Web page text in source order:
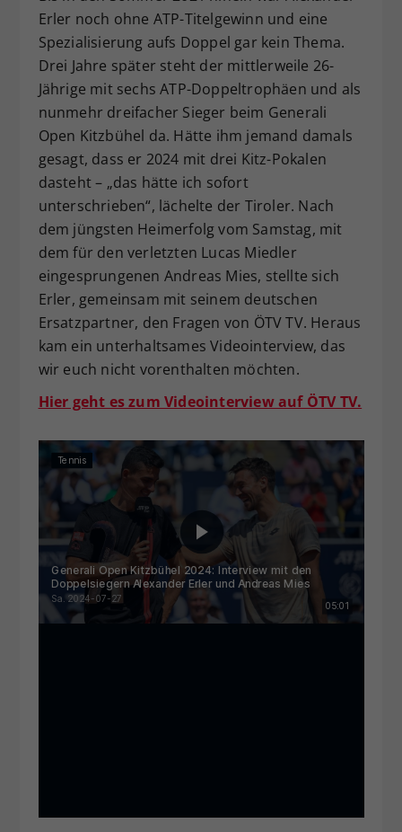
Erler noch ohne ATP-Titelgewinn und eine
Spezialisierung aufs Doppel gar kein Thema.
Drei Jahre später steht der mittlerweile 26-
Jährige mit sechs ATP-Doppeltrophäen und als
nunmehr dreifacher Sieger beim Generali
Open Kitzbühel da. Hätte ihm jemand damals
gesagt, dass er 2024 mit drei Kitz-Pokalen
dasteht – „das hätte ich sofort
unterschrieben“, lächelte der Tiroler. Nach
dem jüngsten Heimerfolg vom Samstag, mit
dem für den verletzten Lucas Miedler
eingesprungenen Andreas Mies, stellte sich
Erler, gemeinsam mit seinem deutschen
Ersatzpartner, den Fragen von ÖTV TV. Heraus
kam ein unterhaltsames Videointerview, das
wir euch nicht vorenthalten möchten.
Hier geht es zum Videointerview auf ÖTV TV.
Zweck
Dieser Wert speichert Ihre Consent-
Einstellungen. Unter anderem eine
zufällig generierte ID, für die
historische Speicherung Ihrer
vorgenommen Einstellungen, falls der
Webseiten-Betreiber dies eingestellt
hat.